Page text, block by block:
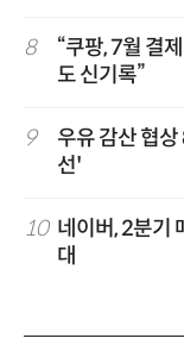
8
“쿠팡, 7월 결
도 신기록”
9
우유 감산 협
선'
10 네이버, 2분기
대